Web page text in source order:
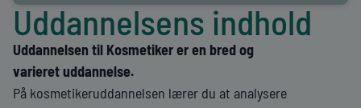
Uddannelsens indhold
Uddannelsen til Kosmetiker er en bred og
varieretuddannelse.
På kosmetikeruddannelsen lærer du at analysere